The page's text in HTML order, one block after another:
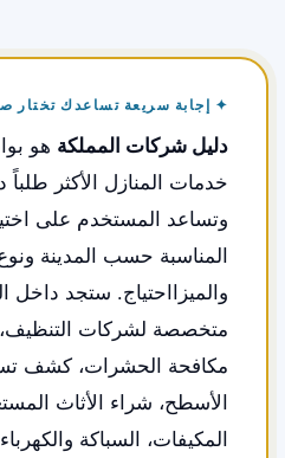
✦ إجابة سريعة تساعدك تختار
دليل شركات المملكة هو
خدمات المنازل الأكثر طلباً
وتساعد المستخدم على
المناسبة حسب المدينة
والميزااحتياج. ستجد داخل
متخصصة لشركات
مكافحة الحشرات، كشف
الأسطح، شراء الأثاث
المكيفات، السباكة